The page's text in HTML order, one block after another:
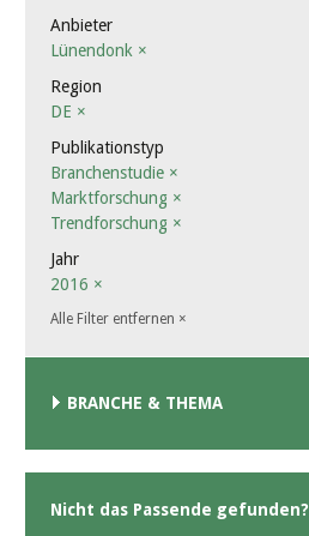
Anbieter
Lünendonk ×
Region
DE ×
Publikationstyp
Branchenstudie ×
Marktforschung ×
Trendforschung ×
Jahr
2016 ×
Alle Filter entfernen ×
BRANCHE & THEMA
Nicht das Passende gefunden?